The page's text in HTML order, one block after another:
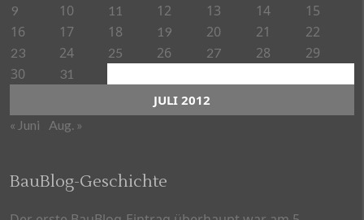
JULI 2012
9 10 11 12 13 14
15
16
17 18 19 20 21 22
23 24 25 26 27 28
29
30
31
« Juni Aug. »
BauBlog-Geschichte